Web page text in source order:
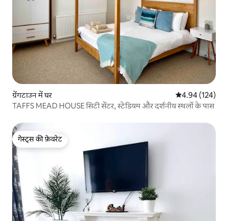
ग्रेंगटाउन में घर औसत रेटिंग 5 में से
4.94 (124)
TAFFS MEAD HOUSE सिटी सेंटर, स्टेडियम और दर्शनीय स्थलों के पास
गेस्ट्स की फ़ेवरेट
गेस्ट्स की फ़ेवरेट